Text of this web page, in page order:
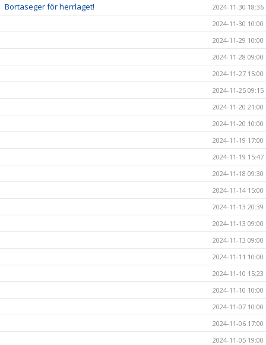
Bortaseger för herrlaget!
2024-11-30 18:36
2024-11-30 10:00
2024-11-29 10:00
2024-11-28 09:00
2024-11-27 15:00
2024-11-25 09:15
2024-11-20 21:00
2024-11-20 10:00
2024-11-19 17:00
2024-11-19 15:47
2024-11-18 09:30
2024-11-14 15:00
2024-11-13 20:39
2024-11-13 09:00
2024-11-13 09:00
2024-11-11 10:00
2024-11-10 15:23
2024-11-10 10:00
2024-11-07 10:00
2024-11-06 17:00
2024-11-05 19:00